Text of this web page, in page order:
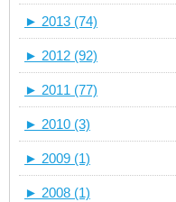
► 2013 (74)
► 2012 (92)
► 2011 (77)
► 2010 (3)
► 2009 (1)
► 2008 (1)